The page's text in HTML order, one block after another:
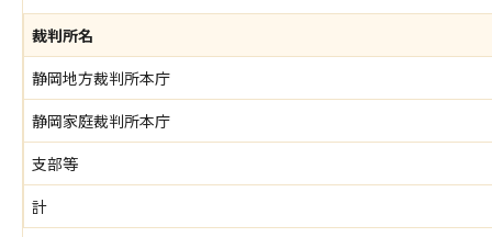
裁判所名
静岡地方裁判所本庁
静岡家庭裁判所本庁
支部等
計